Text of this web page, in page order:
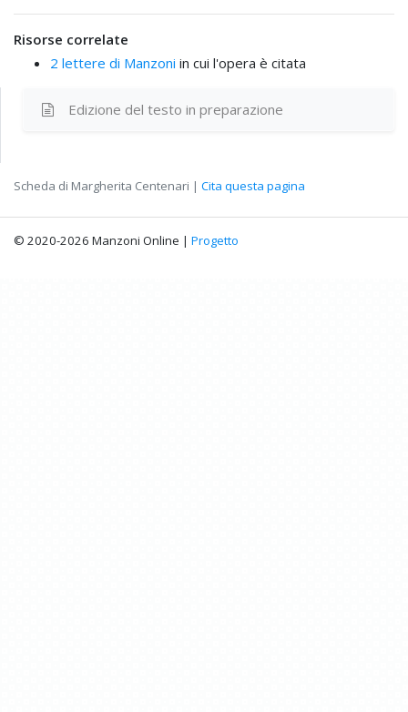
Risorse correlate
2 lettere di Manzoni in cui l'opera è citata
Edizione del testo in preparazione
Scheda di Margherita Centenari | Cita questa pagina
© 2020-2026 Manzoni Online | Progetto